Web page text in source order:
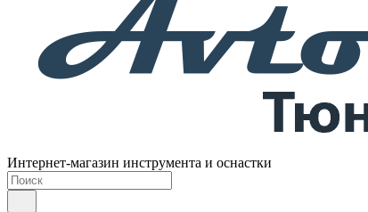
Интернет-магазин инструмента и оснастки